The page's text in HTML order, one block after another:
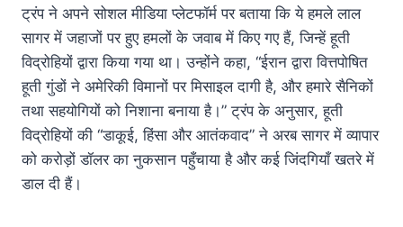
ट्रंप ने अपने सोशल मीडिया प्लेटफॉर्म पर बताया कि ये हमले लाल
सागर में जहाजों पर हुए हमलों के जवाब में किए गए हैं, जिन्हें हूती
विद्रोहियों द्वारा किया गया था। उन्होंने कहा, “ईरान द्वारा वित्तपोषित
हूती गुंडों ने अमेरिकी विमानों पर मिसाइल दागी है, और हमारे सैनिकों
तथा सहयोगियों को निशाना बनाया है।” ट्रंप के अनुसार, हूती
विद्रोहियों की “डाकूई, हिंसा और आतंकवाद” ने अरब सागर में व्यापार
को करोड़ों डॉलर का नुकसान पहुँचाया है और कई जिंदगियाँ खतरे में
डाल दी हैं।